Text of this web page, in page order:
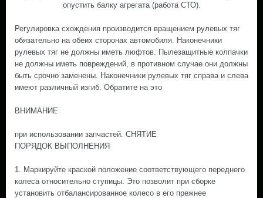
опустить балку агрегата (работа СТО).
Регулировка схождения производится вращением рулевых тяг
обязательно на обеих сторонах автомобиля. Наконечники
рулевых тяг не должны иметь люфтов. Пылезащитные колпачки
не должны иметь повреждений, в противном случае они должны
быть срочно заменены. Наконечники рулевых тяг справа и слева
имеют различный изгиб. Обратите на это
ВНИМАНИЕ
при использовании запчастей. СНЯТИЕ
ПОРЯДОК ВЫПОЛНЕНИЯ
1. Маркируйте краской положение соответствующего переднего
колеса относительно ступицы. Это позволит при сборке
установить отбалансированное колесо в его прежнее